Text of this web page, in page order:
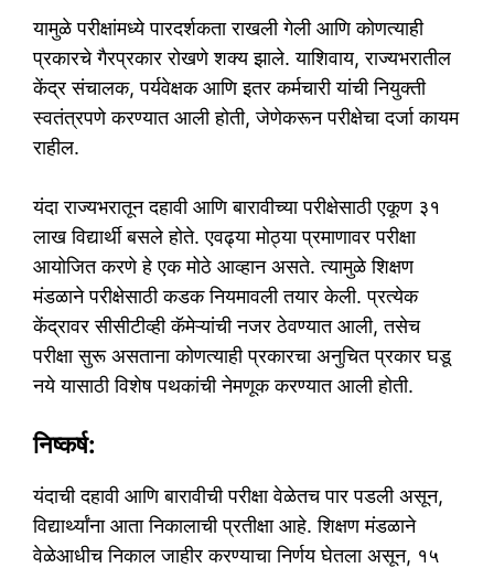
यामुळे परीक्षांमध्ये पारदर्शकता राखली गेली आणि कोणत्याही
प्रकारचे गैरप्रकार रोखणे शक्य झाले. याशिवाय, राज्यभरातील
केंद्र संचालक, पर्यवेक्षक आणि इतर कर्मचारी यांची नियुक्ती
स्वतंत्रपणे करण्यात आली होती, जेणेकरून परीक्षेचा दर्जा कायम
राहील.
यंदा राज्यभरातून दहावी आणि बारावीच्या परीक्षेसाठी एकूण ३१
लाख विद्यार्थी बसले होते. एवढ्या मोठ्या प्रमाणावर परीक्षा
आयोजित करणे हे एक मोठे आव्हान असते. त्यामुळे शिक्षण
मंडळाने परीक्षेसाठी कडक नियमावली तयार केली. प्रत्येक
केंद्रावर सीसीटीव्ही कॅमेऱ्यांची नजर ठेवण्यात आली, तसेच
परीक्षा सुरू असताना कोणत्याही प्रकारचा अनुचित प्रकार घडू
नये यासाठी विशेष पथकांची नेमणूक करण्यात आली होती.
निष्कर्ष:
यंदाची दहावी आणि बारावीची परीक्षा वेळेतच पार पडली असून,
विद्यार्थ्यांना आता निकालाची प्रतीक्षा आहे. शिक्षण मंडळाने
वेळेआधीच निकाल जाहीर करण्याचा निर्णय घेतला असून, १५